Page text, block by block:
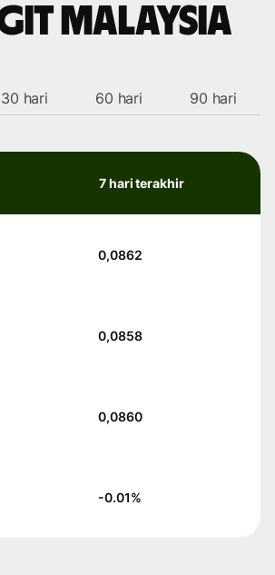
Malaysia
30 hari 60 hari 90 hari
7 hari terakhir
0,0862
0,0858
0,0860
-0.01%